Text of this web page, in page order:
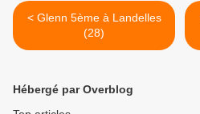
< Glenn 5ème à Landelles
(28)
Hébergé par Overblog